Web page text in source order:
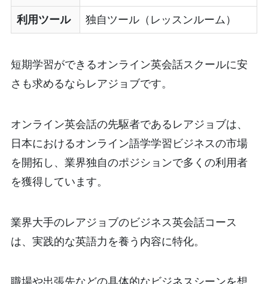
利用ツール 独自ツール（レッスンルーム）
短期学習ができるオンライン英会話スクールに安
さも求めるならレアジョブです。
オンライン英会話の先駆者であるレアジョブは、
日本におけるオンライン語学学習ビジネスの市場
を開拓し、業界独自のポジションで多くの利用者
を獲得しています。
業界大手のレアジョブのビジネス英会話コース
は、実践的な英語力を養う内容に特化。